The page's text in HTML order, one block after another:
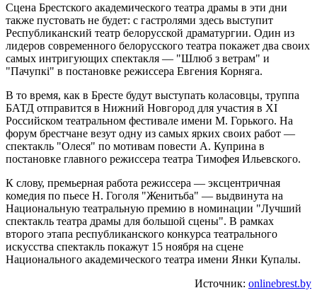
Сцена Брестского академического театра драмы в эти дни
также пустовать не будет: с гастролями здесь выступит
Республиканский театр белорусской драматургии. Один из
лидеров современного белорусского театра покажет два своих
самых интригующих спектакля — "Шлюб з ветрам" и
"Пачупкі" в постановке режиссера Евгения Корняга.
В то время, как в Бресте будут выступать коласовцы, труппа
БАТД отправится в Нижний Новгород для участия в XI
Российском театральном фестивале имени М. Горького. На
форум брестчане везут одну из самых ярких своих работ —
спектакль "Олеся" по мотивам повести А. Куприна в
постановке главного режиссера театра Тимофея Ильевского.
К слову, премьерная работа режиссера — эксцентричная
комедия по пьесе Н. Гоголя "Женитьба" — выдвинута на
Национальную театральную премию в номинации "Лучший
спектакль театра драмы для большой сцены". В рамках
второго этапа республиканского конкурса театрального
искусства спектакль покажут 15 ноября на сцене
Национального академического театра имени Янки Купалы.
Источник: onlinebrest.by